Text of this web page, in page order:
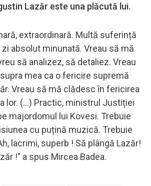
Lazăr este una plăcută lui.
extraordinară. Multă suferință
absolut minunată. Vreau să mă
să analizez, să detaliez. Vreau
mea ca o fericire supremă
Vreau să mă clădesc în fericirea
lor. (...) Practic, ministrul Justiției
majordomul lui Kovesi. Trebuie
cu puțină muzică. Trebuie
lacrimi, superb ! Să plângă Lazăr!
!" a spus Mircea Badea.